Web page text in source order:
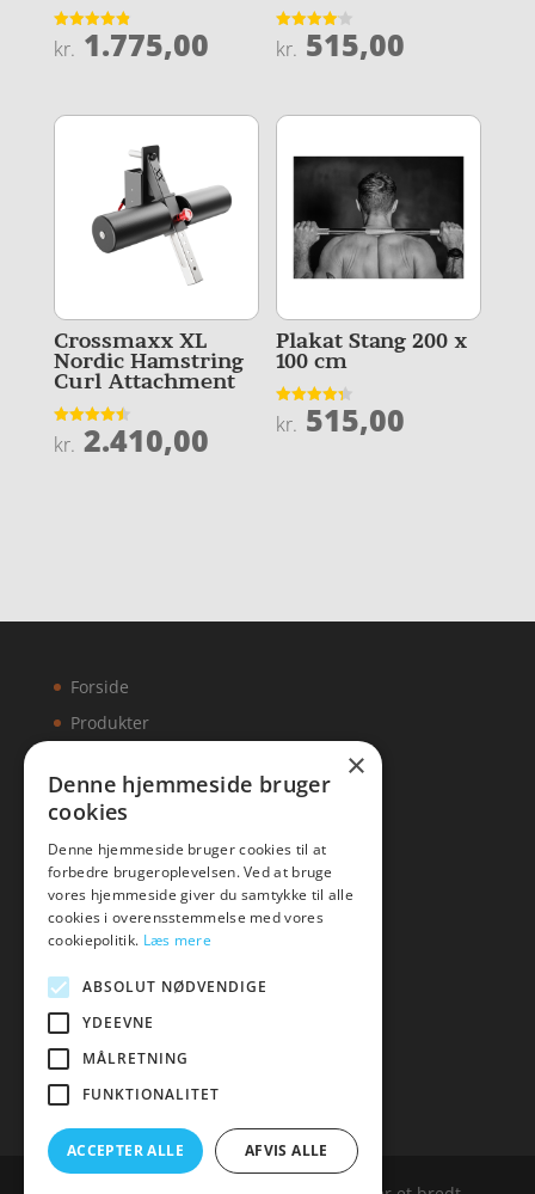
Vurderet
4.9
kr. 1.775,00
Vurderet
4.1
kr. 515,00
Crossmaxx XL
Nordic Hamstring
Curl Attachment
Vurderet
4.5
kr. 2.410,00
Plakat Stang 200 x
100 cm
Vurderet
4.3
kr. 515,00
Forside
Produkter
Artikler
Malawigruppen
Mail:hej@malawigruppen.dk
×
Denne hjemmeside bruger
cookies
Denne hjemmeside bruger cookies til at
forbedre brugeroplevelsen. Ved at bruge
vores hjemmeside giver du samtykke til alle
cookies i overensstemmelse med vores
cookiepolitik. Læs mere
ABSOLUT NØDVENDIGE
YDEEVNE
MÅLRETNING
FUNKTIONALITET
ACCEPTER ALLE AFVIS ALLE